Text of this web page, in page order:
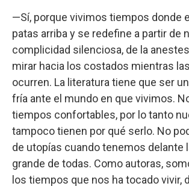
—Sí, porque vivimos tiempos donde
patas arriba y se redefine a partir de
complicidad silenciosa, de la
mirar hacia los costados mientras
ocurren. La literatura tiene que ser
fría ante el mundo en que vivimos.
tiempos confortables, por lo tanto
tampoco tienen por qué serlo. No
de utopías cuando tenemos delante
grande de todas. Como autoras,
los tiempos que nos ha tocado vivir,